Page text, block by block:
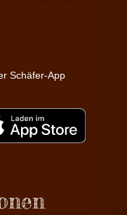
Schäfer-App